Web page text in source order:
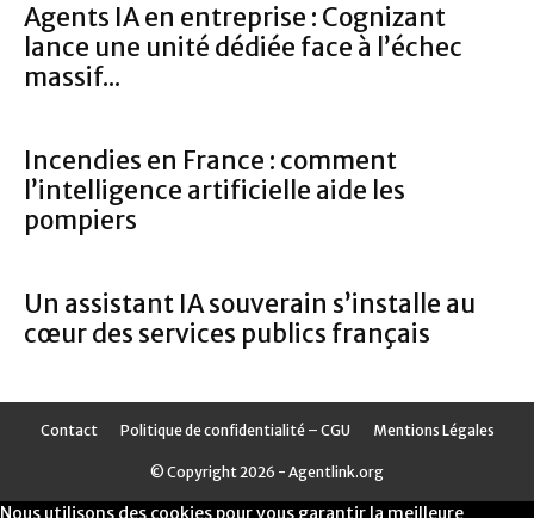
Agents IA en entreprise : Cognizant
lance une unité dédiée face à l’échec
massif...
Incendies en France : comment
l’intelligence artificielle aide les
pompiers
Un assistant IA souverain s’installe au
cœur des services publics français
Contact Politique de confidentialité – CGU Mentions Légales
© Copyright 2026 - Agentlink.org